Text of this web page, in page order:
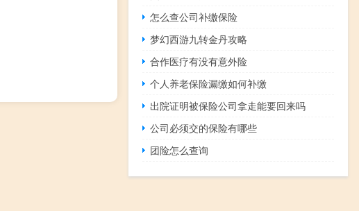
怎么查公司补缴保险
梦幻西游九转金丹攻略
合作医疗有没有意外险
个人养老保险漏缴如何补缴
出院证明被保险公司拿走能要回来吗
公司必须交的保险有哪些
团险怎么查询